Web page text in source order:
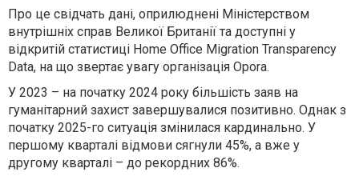
Про це свідчать дані, оприлюднені Міністерством
внутрішніх справ Великої Британії та доступні у
відкритій статистиці Home Office Migration Transparency
Data, на що звертає увагу організація Opora.
У 2023 – на початку 2024 року більшість заяв на
гуманітарний захист завершувалися позитивно. Однак з
початку 2025-го ситуація змінилася кардинально. У
першому кварталі відмови сягнули 45%, а вже у
другому кварталі – до рекордних 86%.